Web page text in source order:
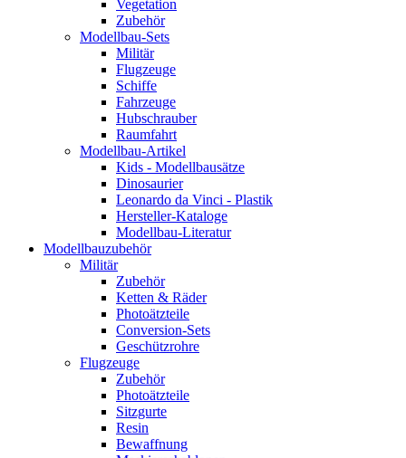
Vegetation
Zubehör
Modellbau-Sets
Militär
Flugzeuge
Schiffe
Fahrzeuge
Hubschrauber
Raumfahrt
Modellbau-Artikel
Kids - Modellbausätze
Dinosaurier
Leonardo da Vinci - Plastik
Hersteller-Kataloge
Modellbau-Literatur
Modellbauzubehör
Militär
Zubehör
Ketten & Räder
Photoätzteile
Conversion-Sets
Geschützrohre
Flugzeuge
Zubehör
Photoätzteile
Sitzgurte
Resin
Bewaffnung